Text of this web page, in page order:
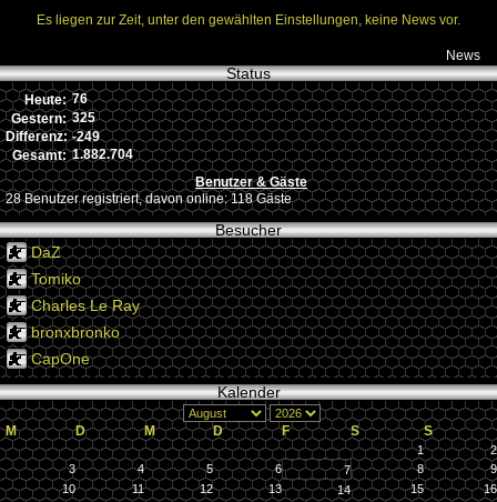
Es liegen zur Zeit, unter den gewählten Einstellungen, keine News vor.
News
Status
Heute: 76
Gestern: 325
Differenz: -249
Gesamt: 1.882.704
Benutzer & Gäste
28 Benutzer registriert, davon online: 118 Gäste
Besucher
DaZ
Tomiko
Charles Le Ray
bronxbronko
CapOne
Kalender
M D M D F S S
1
2
3
4 5 6 7 8
9
10
11 12 13 14 15 16